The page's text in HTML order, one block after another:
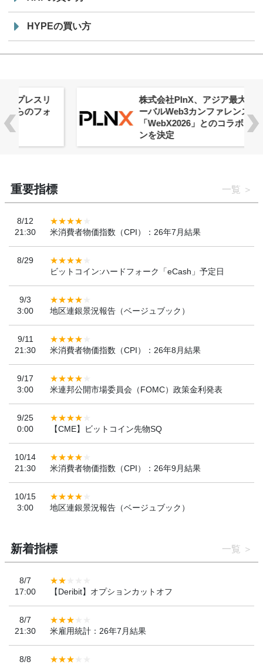
HYPEの買い方
株式会社PlnX、アジア最大級のグロ
ーバルWeb3カンファレンス
「WebX2026」とのコラボレーショ
重要指標 一覧
8/12
21:30
米消費者物価指数（CPI）：26年7月結果
8/29
ビットコイン:ハードフォーク「eCash」予定日
9/3
3:00
地区連銀景況報告（ベージュブック）
9/11
21:30
米消費者物価指数（CPI）：26年8月結果
9/17
3:00
米連邦公開市場委員会（FOMC）政策金利発表
9/25
0:00
【CME】ビットコイン先物SQ
10/14
21:30
米消費者物価指数（CPI）：26年9月結果
10/15
3:00
地区連銀景況報告（ベージュブック）
新着指標 一覧
8/7
17:00
【Deribit】オプションカットオフ
8/7
21:30
米雇用統計：26年7月結果
8/8